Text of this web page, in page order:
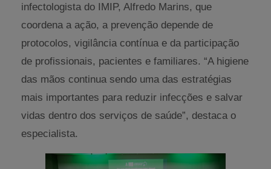
infectologista do IMIP, Alfredo Marins, que
coordena a ação, a prevenção depende de
protocolos, vigilância contínua e da participação
de profissionais, pacientes e familiares. “A higiene
das mãos continua sendo uma das estratégias
mais importantes para reduzir infecções e salvar
vidas dentro dos serviços de saúde”, destaca o
especialista.